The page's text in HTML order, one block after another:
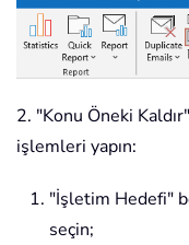
2. "Konu Öneki
işlemleri yapın:
"İşletim Hedefi"
seçin;